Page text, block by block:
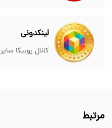
لینکدونی
کانال روبیکا سایر
مرتبط